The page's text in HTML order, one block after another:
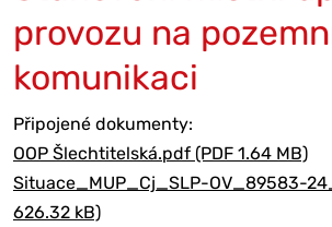
provozu na
komunikaci
Připojené dokumenty:
OOP Šlechtitelská.pdf (PDF 1.64 MB)
Situace_MUP_Cj_SLP-OV_89583-
626.32 kB)